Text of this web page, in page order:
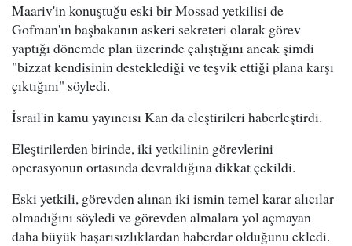
Maariv'in konuştuğu eski bir Mossad yetkilisi de
Gofman'ın başbakanın askeri sekreteri olarak görev
yaptığı dönemde plan üzerinde çalıştığını ancak şimdi
"bizzat kendisinin desteklediği ve teşvik ettiği plana karşı
çıktığını" söyledi.
İsrail'in kamu yayıncısı Kan da eleştirileri haberleştirdi.
Eleştirilerden birinde, iki yetkilinin görevlerini
operasyonun ortasında devraldığına dikkat çekildi.
Eski yetkili, görevden alınan iki ismin temel karar alıcılar
olmadığını söyledi ve görevden almalara yol açmayan
daha büyük başarısızlıklardan haberdar olduğunu ekledi.